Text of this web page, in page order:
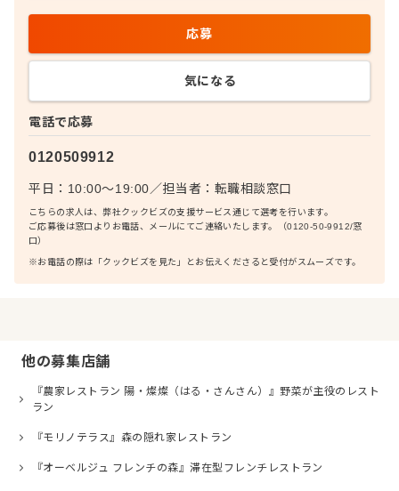
電話で応募
0120509912
平日：10:00〜19:00／担当者： 転職相談窓口
こちらの求人は、弊社クックビズの支援サービス通じて選考を行います。
ご応募後は窓口よりお電話、メールにてご連絡いたします。（0120-50-9912/窓
口）
※お電話の際は「クックビズを見た」とお伝えくださると受付がスムーズです。
応募
気になる
他の募集店舗
『農家レストラン 陽・燦燦（はる・さんさん）』野菜が主役のレスト
ラン
『モリノテラス』森の隠れ家レストラン
『オーベルジュ フレンチの森』滞在型フレンチレストラン